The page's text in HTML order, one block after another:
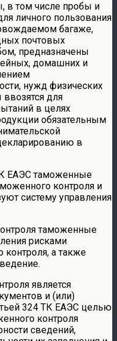
в том числе пробы и
личного пользования
багаже,
почтовых
предназначены
домашних и
нужд физических
ввозятся для
в целях
обязательным
в
ЕАЭС таможенные
контроля и
систему управления
таможенные
рисками
а также
является
и (или)
324 ТК ЕАЭС целью
контроля
сведений,